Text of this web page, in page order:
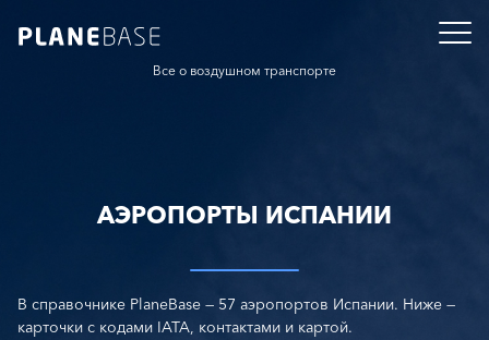
Все о воздушном транспорте
АЭРОПОРТЫ ИСПАНИИ
В справочнике PlaneBase — 57 аэропортов Испании. Ниже —
карточки с кодами IATA, контактами и картой.